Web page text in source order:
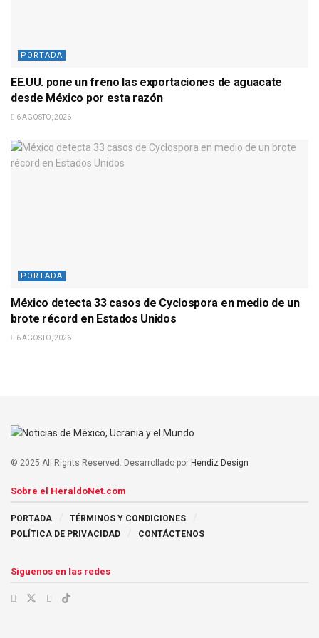
PORTADA
EE.UU. pone un freno las exportaciones de aguacate
desde México por esta razón
6 AGOSTO, 2026
PORTADA
México detecta 33 casos de Cyclospora en medio de un
brote récord en Estados Unidos
6 AGOSTO, 2026
© 2025 All Rights Reserved. Desarrollado por Hendiz Design
Sobre el HeraldoNet.com
PORTADA
TÉRMINOS Y CONDICIONES
POLÍTICA DE PRIVACIDAD
CONTÁCTENOS
Siguenos en las redes